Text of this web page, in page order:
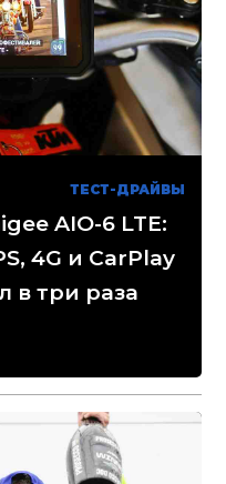
ТЕСТ-ДРАЙВЫ
AIO-6 LTE:
4G и CarPlay
в три раза